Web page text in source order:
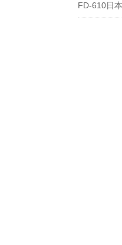
FD-610日